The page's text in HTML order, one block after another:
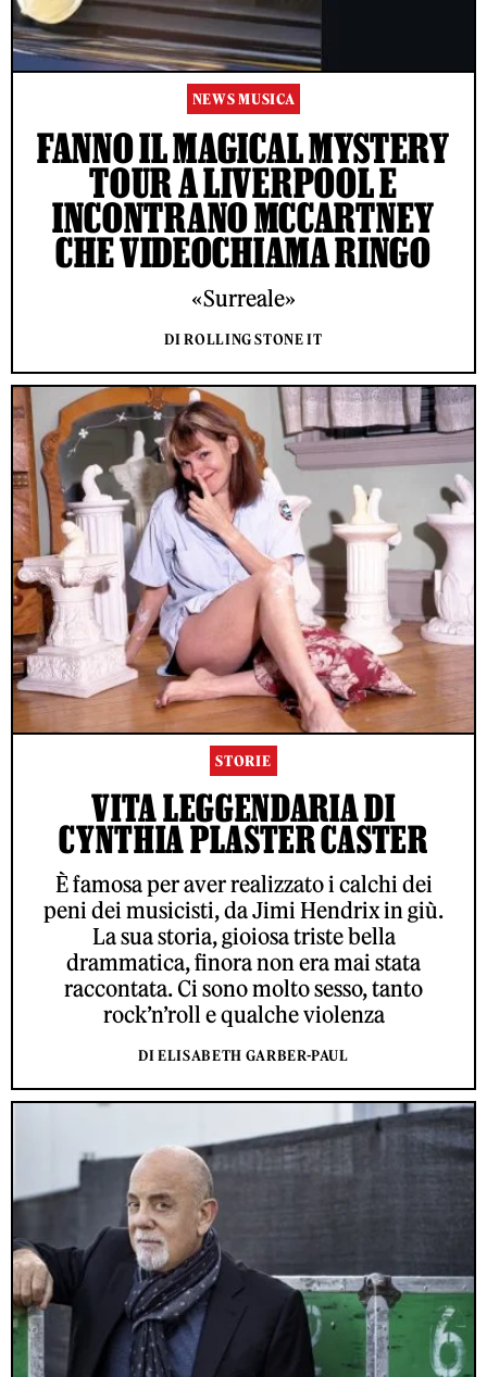
NEWS MUSICA
FANNO IL MAGICAL MYSTERY
TOUR A LIVERPOOL E
INCONTRANO MCCARTNEY
CHE VIDEOCHIAMA RINGO
«Surreale»
DI ROLLING STONE IT
STORIE
VITA LEGGENDARIA DI
CYNTHIA PLASTER CASTER
È famosa per aver realizzato i calchi dei
peni dei musicisti, da Jimi Hendrix in giù.
La sua storia, gioiosa triste bella
drammatica, finora non era mai stata
raccontata. Ci sono molto sesso, tanto
rock’n’roll e qualche violenza
DI ELISABETH GARBER-PAUL